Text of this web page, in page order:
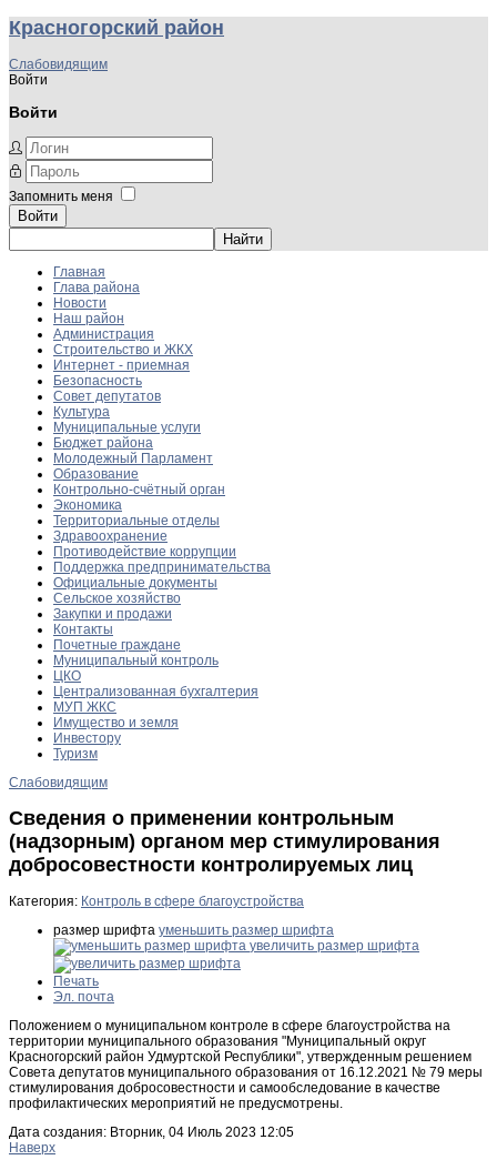
Красногорский район
Слабовидящим
Войти
Войти
Запомнить меня
Войти
Главная
Глава района
Новости
Наш район
Администрация
Строительство и ЖКХ
Интернет - приемная
Безопасность
Совет депутатов
Культура
Муниципальные услуги
Бюджет района
Молодежный Парламент
Образование
Контрольно-счётный орган
Экономика
Территориальные отделы
Здравоохранение
Противодействие коррупции
Поддержка предпринимательства
Официальные документы
Сельское хозяйство
Закупки и продажи
Контакты
Почетные граждане
Муниципальный контроль
ЦКО
Централизованная бухгалтерия
МУП ЖКС
Имущество и земля
Инвестору
Туризм
Слабовидящим
Сведения о применении контрольным
(надзорным) органом мер стимулирования
добросовестности контролируемых лиц
Категория: Контроль в сфере благоустройства
размер шрифта уменьшить размер шрифта
увеличить размер шрифта
Печать
Эл. почта
Положением о муниципальном контроле в сфере благоустройства на
территории муниципального образования "Муниципальный округ
Красногорский район Удмуртской Республики", утвержденным решением
Совета депутатов муниципального образования от 16.12.2021 № 79 меры
стимулирования добросовестности и самообследование в качестве
профилактических мероприятий не предусмотрены.
Дата создания: Вторник, 04 Июль 2023 12:05
Наверх